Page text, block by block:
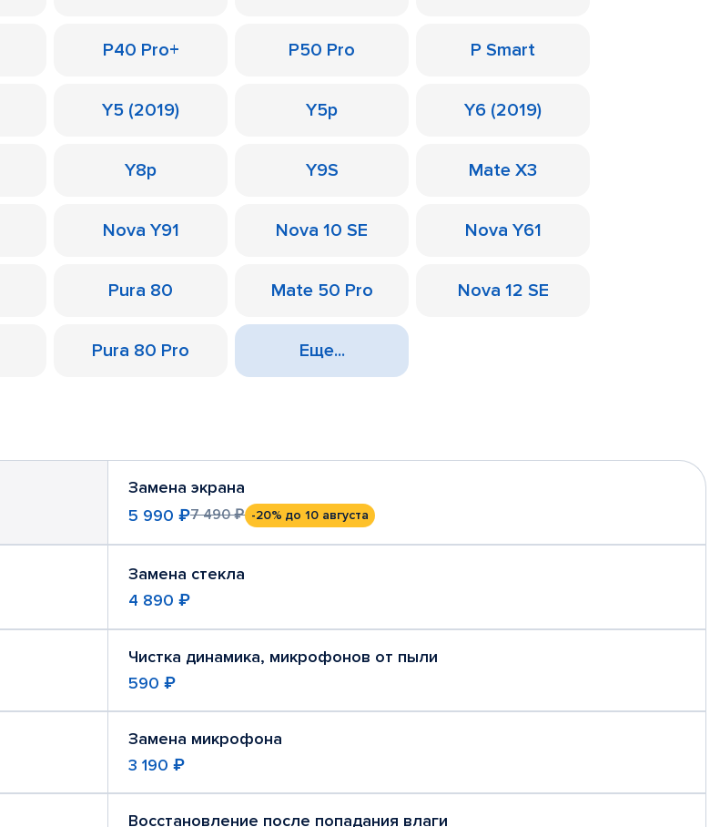
P40 Pro+ P50 Pro P Smart
Y5 (2019) Y5p Y6 (2019)
Y8p Y9S Mate X3
Nova Y91 Nova 10 SE Nova Y61
Pura 80 Mate 50 Pro Nova 12 SE
Pura 80 Pro Еще...
Замена экрана
5 990 ₽7 490 ₽ -20% до 10 августа
Замена стекла
4 890 ₽
Чистка динамика, микрофонов от пыли
590 ₽
Замена микрофона
3 190 ₽
Восстановление после попадания влаги